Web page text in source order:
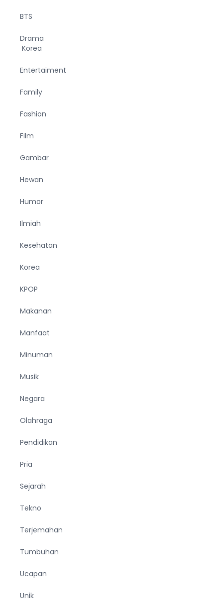
BTS
Drama
Korea
Entertaiment
Family
Fashion
Film
Gambar
Hewan
Humor
Ilmiah
Kesehatan
Korea
KPOP
Makanan
Manfaat
Minuman
Musik
Negara
Olahraga
Pendidikan
Pria
Sejarah
Tekno
Terjemahan
Tumbuhan
Ucapan
Unik